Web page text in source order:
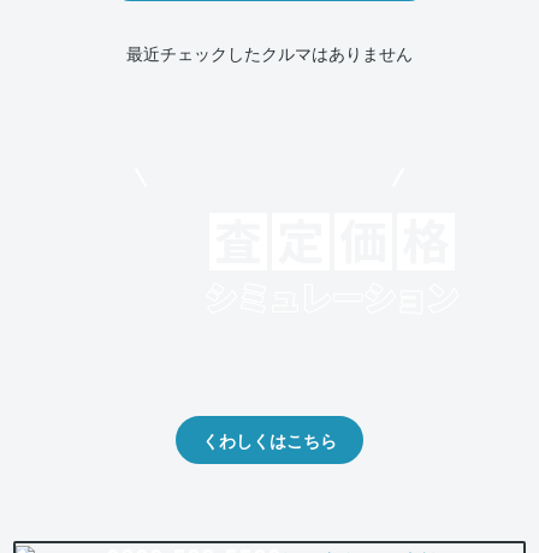
最近チェックしたクルマはありません
くわしくはこちら